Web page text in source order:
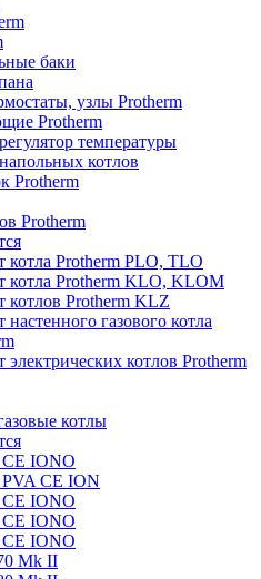
баки
узлы Protherm
Protherm
температуры
котлов
Protherm
Protherm
котла Protherm PLO, TLO
котла Protherm KLO, KLOM
котлов Protherm KLZ
настенного газового котла
электрических котлов Protherm
котлы
IONO
CE ION
IONO
IONO
IONO
Mk II